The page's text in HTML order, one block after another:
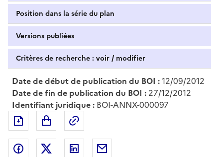
Position dans la série du plan
Versions publiées
Critères de recherche : voir / modifier
Date de début de publication du BOI :12/09/2012
Date de fin de publication du BOI : 27/12/2012
Identifiant juridique : BOI-ANNX-000097
Exporter le document au format pdf
Partager sur Facebook
Partager sur Twitter
Partager sur LinkedIn